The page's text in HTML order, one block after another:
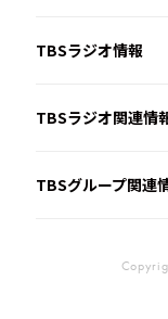
TBSラジオ情報
TBSラジオ関連情
TBSグループ関連